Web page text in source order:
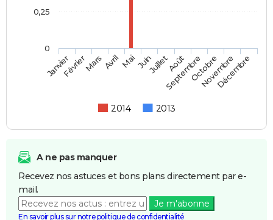
2014 2013
JanvierFévrierMars AvrilMaiJuinJuilletAoût
SeptembreOctobre
Novembre
Décembre
0
0,25
A ne pas manquer
Recevez nos astuces et bons plans directement par e-
mail.
Je m'abonne
En savoir plus sur notre politique de confidentialité